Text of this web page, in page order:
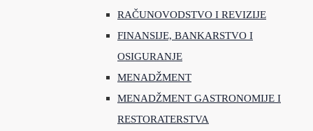
RAČUNOVODSTVO I REVIZIJE
FINANSIJE, BANKARSTVO I
OSIGURANJE
MENADŽMENT
MENADŽMENT GASTRONOMIJE I
RESTORATERSTVA